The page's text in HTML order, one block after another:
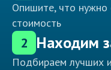
Опишите, что нужно
стоимость
2 Находим
Подбираем лучших